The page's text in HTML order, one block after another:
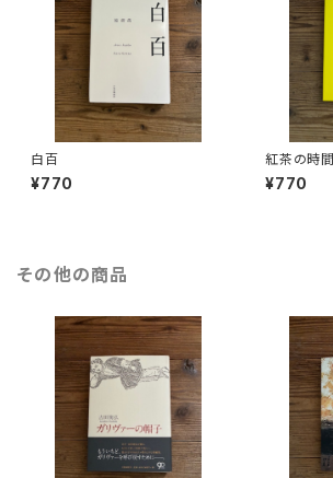
白百
¥770
紅茶の時間
¥770
その他の商品